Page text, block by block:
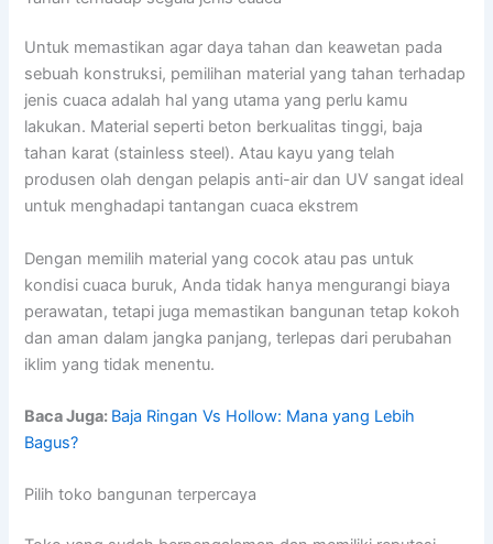
Untuk memastikan agar daya tahan dan keawetan pada
sebuah konstruksi, pemilihan material yang tahan terhadap
jenis cuaca adalah hal yang utama yang perlu kamu
lakukan. Material seperti beton berkualitas tinggi, baja
tahan karat (stainless steel). Atau kayu yang telah
produsen olah dengan pelapis anti-air dan UV sangat ideal
untuk menghadapi tantangan cuaca ekstrem
Dengan memilih material yang cocok atau pas untuk
kondisi cuaca buruk, Anda tidak hanya mengurangi biaya
perawatan, tetapi juga memastikan bangunan tetap kokoh
dan aman dalam jangka panjang, terlepas dari perubahan
iklim yang tidak menentu.
Baca Juga: Baja Ringan Vs Hollow: Mana yang Lebih
Bagus?
Pilih toko bangunan terpercaya